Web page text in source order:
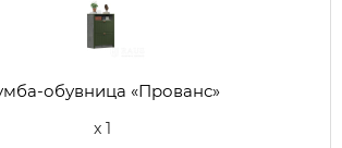
обувница «Прованс»
x 1